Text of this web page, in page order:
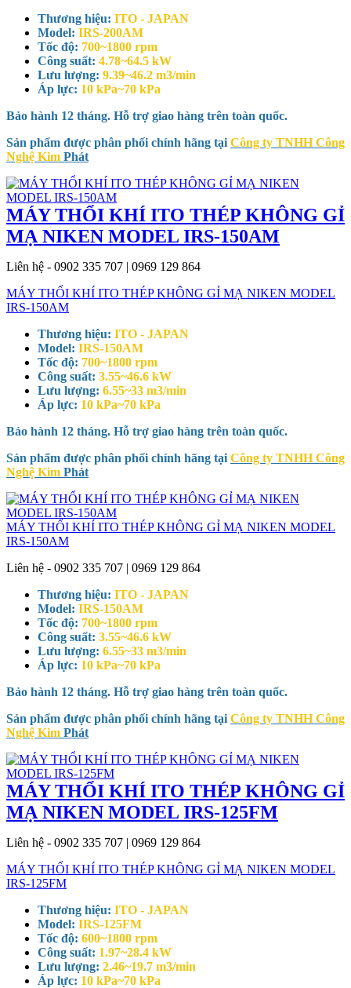
Thương hiệu: ITO - JAPAN
Model: IRS-200AM
Tốc độ: 700~1800 rpm
Công suất: 4.78~64.5 kW
Lưu lượng: 9.39~46.2 m3/min
Áp lực: 10 kPa~70 kPa
Bảo hành 12 tháng. Hỗ trợ giao hàng trên toàn quốc.
Sản phẩm được phân phối chính hãng tại Công ty TNHH Công
Nghệ Kim Phát
MÁY THỔI KHÍ ITO THÉP KHÔNG GỈ
MẠ NIKEN MODEL IRS-150AM
Liên hệ - 0902 335 707 | 0969 129 864
MÁY THỔI KHÍ ITO THÉP KHÔNG GỈ MẠ NIKEN MODEL
IRS-150AM
Thương hiệu: ITO - JAPAN
Model: IRS-150AM
Tốc độ: 700~1800 rpm
Công suất: 3.55~46.6 kW
Lưu lượng: 6.55~33 m3/min
Áp lực: 10 kPa~70 kPa
Bảo hành 12 tháng. Hỗ trợ giao hàng trên toàn quốc.
Sản phẩm được phân phối chính hãng tại Công ty TNHH Công
Nghệ Kim Phát
MÁY THỔI KHÍ ITO THÉP KHÔNG GỈ MẠ NIKEN MODEL
IRS-150AM
Liên hệ - 0902 335 707 | 0969 129 864
Thương hiệu: ITO - JAPAN
Model: IRS-150AM
Tốc độ: 700~1800 rpm
Công suất: 3.55~46.6 kW
Lưu lượng: 6.55~33 m3/min
Áp lực: 10 kPa~70 kPa
Bảo hành 12 tháng. Hỗ trợ giao hàng trên toàn quốc.
Sản phẩm được phân phối chính hãng tại Công ty TNHH Công
Nghệ Kim Phát
MÁY THỔI KHÍ ITO THÉP KHÔNG GỈ
MẠ NIKEN MODEL IRS-125FM
Liên hệ - 0902 335 707 | 0969 129 864
MÁY THỔI KHÍ ITO THÉP KHÔNG GỈ MẠ NIKEN MODEL
IRS-125FM
Thương hiệu: ITO - JAPAN
Model: IRS-125FM
Tốc độ: 600~1800 rpm
Công suất: 1.97~28.4 kW
Lưu lượng: 2.46~19.7 m3/min
Áp lực: 10 kPa~70 kPa